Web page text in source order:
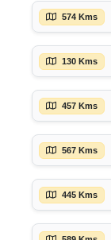
574 Kms
130 Kms
457 Kms
567 Kms
445 Kms